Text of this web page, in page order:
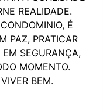
REALIDADE.
É
PAZ, PRATICAR
SEGURANÇA,
MOMENTO.
BEM.